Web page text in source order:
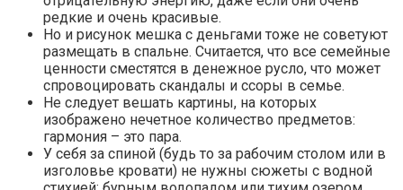
Жизненно активные люди подбирают к своему
интерьеру полотна, изображающие
животных, людей, птиц– это потоки положительной
энергии и стремление двигаться вперед. Те, кому
нужны символы спокойствия, выбираютпейзажи,
символ изобилия – бабочки и цветы.
https://dg-home.ru/blog/dekorirovanie-vannoj-
komnaty_b377341/
https://hotradiator.ru/remont-i-otdelka/kartina-v-vannoj-
foto.html